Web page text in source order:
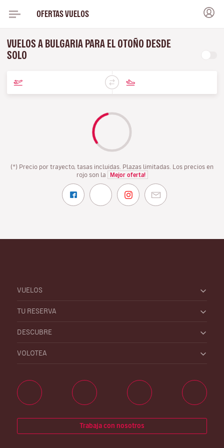
OFERTAS VUELOS
VUELOS A BULGARIA PARA EL OTOÑO DESDE
SOLO
(*) Precio por trayecto, tasas incluidas. Plazas limitadas. Los precios en
rojo son la
Mejor oferta!
VUELOS
TU RESERVA
DESCUBRE
VOLOTEA
Trabaja con nosotros